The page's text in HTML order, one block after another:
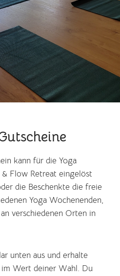
kann für die Yoga
& Flow Retreat eingelöst
die Beschenkte die freie
Yoga Wochenenden,
verschiedenen Orten in
unten aus und erhalte
Wert deiner Wahl. Du